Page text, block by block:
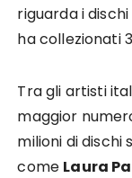
riguarda i
ha collezionati
Tra gli artisti
maggior
milioni di
come Laura